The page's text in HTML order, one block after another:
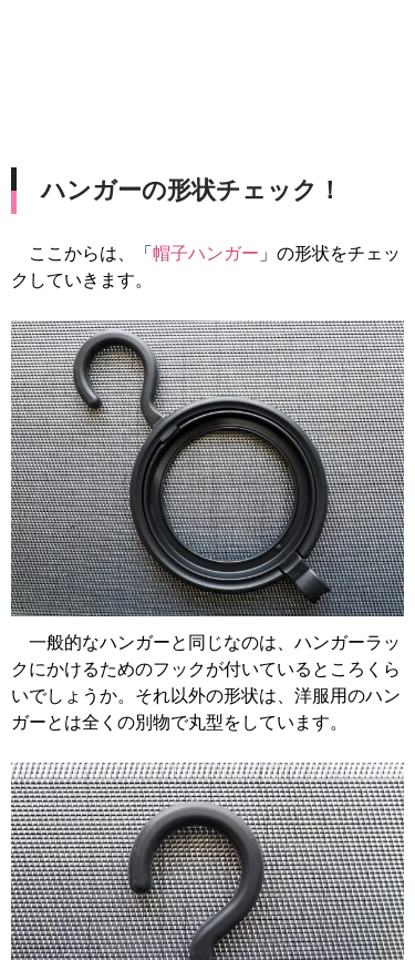
ハンガーの形状チェック！
ここからは、「 帽子ハンガー 」の形状をチェッ
クしていきます。
一般的なハンガーと同じなのは、ハンガーラッ
クにかけるためのフックが付いているところくら
いでしょうか。それ以外の形状は、洋服用のハン
ガーとは全くの別物で丸型をしています。